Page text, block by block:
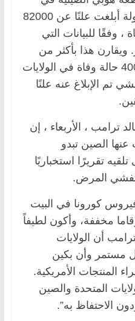
أواخر عام 2019 ، لكن الدولة أبلغت علنًا عن 82000
حالة وفاة ، وفقًا للبيانات التي
ويقارن هذا بأكثر من
189000 حالة وأكثر من 4000 حالة وفاة في الولايات
تم الإبلاغ عنه علنًا
ترامب ، الأربعاء ، إن
عنها الصين تبدو
تقريرًا استخباريًا
تفشي المرض.
كورونا في البيت
مخففة، وأكون لطيفاً
أن الولايات
مستمر وأن بكين
لشراء المنتجات الأمريكية.
المتحدة والصين
الاحتفاظ به”.